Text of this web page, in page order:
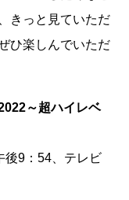
きっと見ていただ
ひ楽しんでいただ
～超ハイレベ
後9：54、テレビ